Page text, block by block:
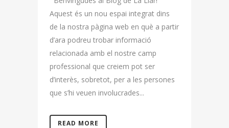
Aquest és un nou espai integrat dins
de la nostra pàgina web en què a partir
d’ara podreu trobar informació
relacionada amb el nostre camp
professional que creiem pot ser
d’interès, sobretot, per a les persones
que s’hi veuen involucrades...
READ MORE